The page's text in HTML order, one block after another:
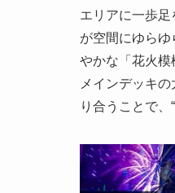
エリアに一歩
が空間にゆら
やかな「花火模
メインデッキ
り合うことで、